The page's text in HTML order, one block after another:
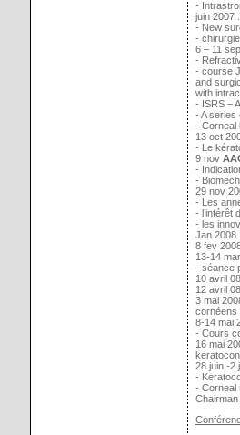
-
juin 2007 :
- New
-
6 – 11
-
- course
and
with
- ISRS –
- A series
- Corneal
13 oct
- Le
9 nov
-
-
29 nov
- Les
- l’intérêt
- les
Jan 2008 :
8 fev
13-14
- séance
10 avril
12 avril
3 mai
cornéens
8-14 mai
- Cours
16 mai
28 juin -2
-
- Corneal
Chairman